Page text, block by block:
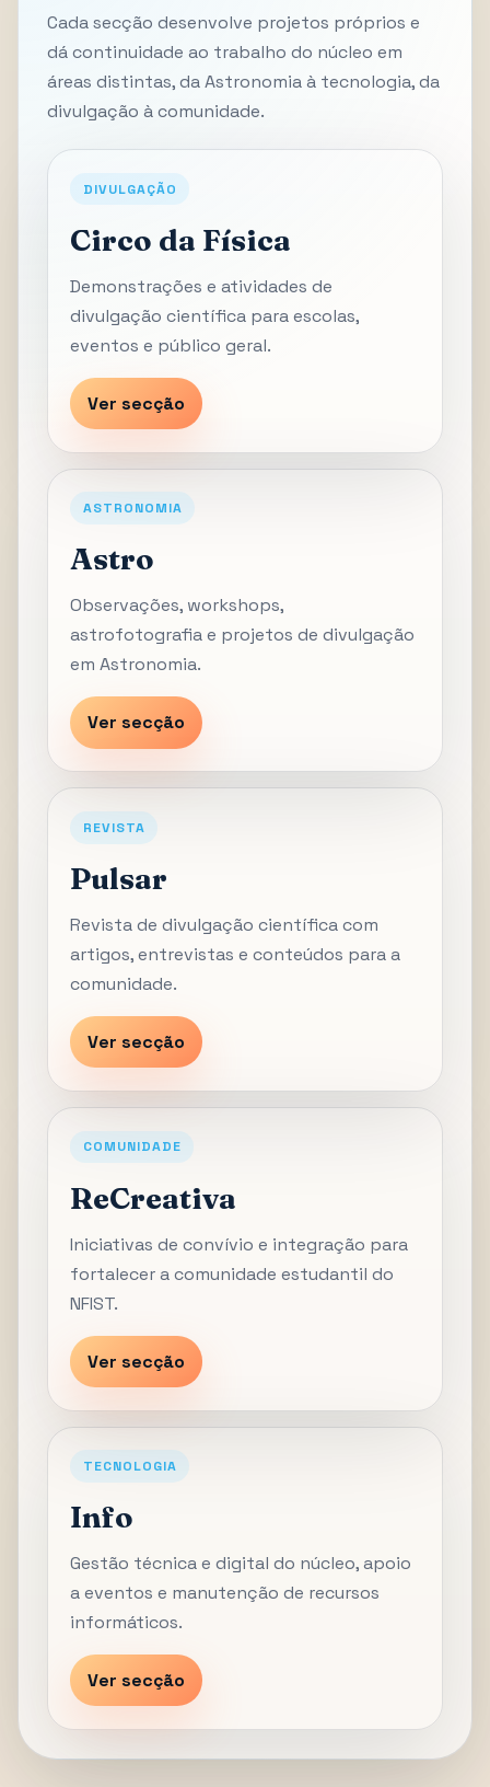
Cada secção desenvolve projetos próprios e
dá continuidade ao trabalho do núcleo em
áreas distintas, da Astronomia à tecnologia, da
divulgação à comunidade.
DIVULGAÇÃO
Circo da Física
Demonstrações e atividades de
divulgação científica para escolas,
eventos e público geral.
Ver secção
ASTRONOMIA
Astro
Observações, workshops,
astrofotografia e projetos de divulgação
em Astronomia.
Ver secção
REVISTA
Pulsar
Revista de divulgação científica com
artigos, entrevistas e conteúdos para a
comunidade.
Ver secção
COMUNIDADE
ReCreativa
Iniciativas de convívio e integração para
fortalecer a comunidade estudantil do
NFIST.
Ver secção
TECNOLOGIA
Info
Gestão técnica e digital do núcleo, apoio
a eventos e manutenção de recursos
informáticos.
Ver secção